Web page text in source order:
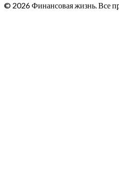
© 2026 Финансовая жизнь. Все